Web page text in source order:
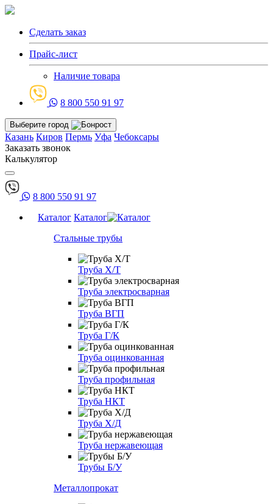
Сделать заказ
Прайс-лист
Наличие товара
8 800 550 91 97
Выберите город
Казань Киров Пермь Уфа Чебоксары
Заказать звонок
Калькулятор
8 800 550 91 97
Каталог Каталог
Стальные трубы
Труба Х/Т
Труба электросварная
Труба ВГП
Труба Г/К
Труба оцинкованная
Труба профильная
Труба НКТ
Труба Х/Д
Труба нержавеющая
Трубы Б/У
Металлопрокат